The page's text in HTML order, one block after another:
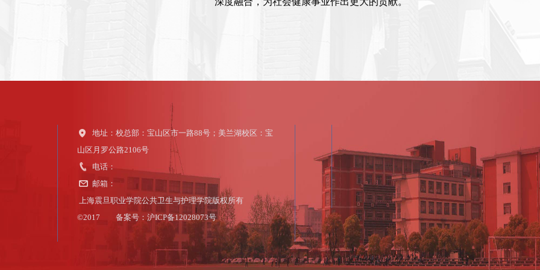
地址：校总部：宝山区市一路88号；美兰湖校区：宝
山区月罗公路2106号
电话：
邮箱：
上海震旦职业学院公共卫生与护理学院版权所有
©2017 备案号：沪ICP备12028073号